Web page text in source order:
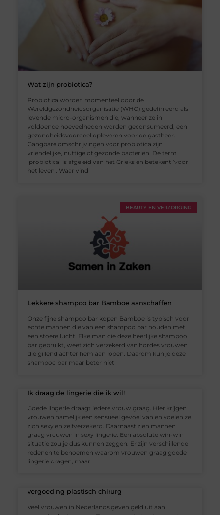
Wat zijn probiotica?
Probiotica worden momenteel door de
Wereldgezondheidsorganisatie (WHO) gedefinieerd als
levende micro-organismen die, wanneer ze in
voldoende hoeveelheden worden geconsumeerd, een
gezondheidsvoordeel opleveren voor de gastheer.
Gangbare omschrijvingen voor probiotica zijn
vriendelijke, nuttige of gezonde bacteriën. De term
‘probiotica’ is afgeleid van het Grieks en betekent ‘voor
het leven’. Waar vind
BEAUTY EN VERZORGING
Lekkere shampoo bar Bamboe aanschaffen
Onze fijne shampoo bar kopen Bamboe is typisch voor
echte mannen die van een shampoo bar houden met
een stoere lucht. Elke man die deze heerlijke shampoo
bar gebruikt, weet zich verzekerd van hordes vrouwen
die gillend achter hem aan lopen. Daarom kun je deze
shampoo bar maar beter niet
Ik draag de lingerie die ik wil!
Goede lingerie draagt iedere vrouw graag. Hier krijgen
vrouwen namelijk een sensueel gevoel van en voelen ze
zich sexy en zelfverzekerd. Daarnaast zien mannen
graag vrouwen in sexy lingerie. Een absolute win-win
situatie zou je dus kunnen zeggen. Er zijn verschillende
redenen te benoemen waarom vrouwen graag goede
lingerie dragen, maar
vergoeding plastisch chirurg
Veel vrouwen in Nederlands geven geld uit aan